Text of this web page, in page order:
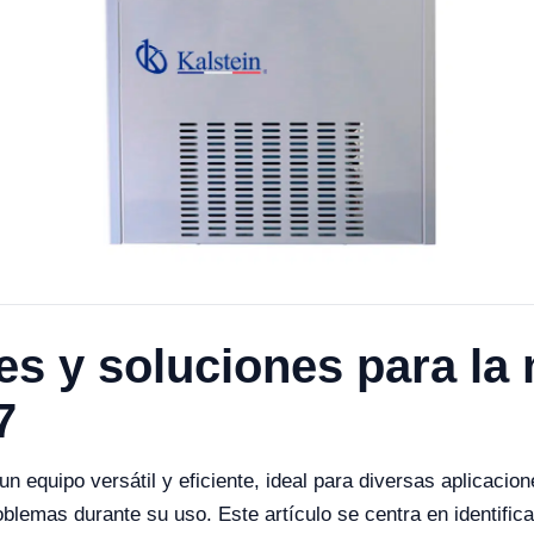
y soluciones para la
equipo versátil y eficiente, ideal para diversas
durante su uso. Este artículo se centra en